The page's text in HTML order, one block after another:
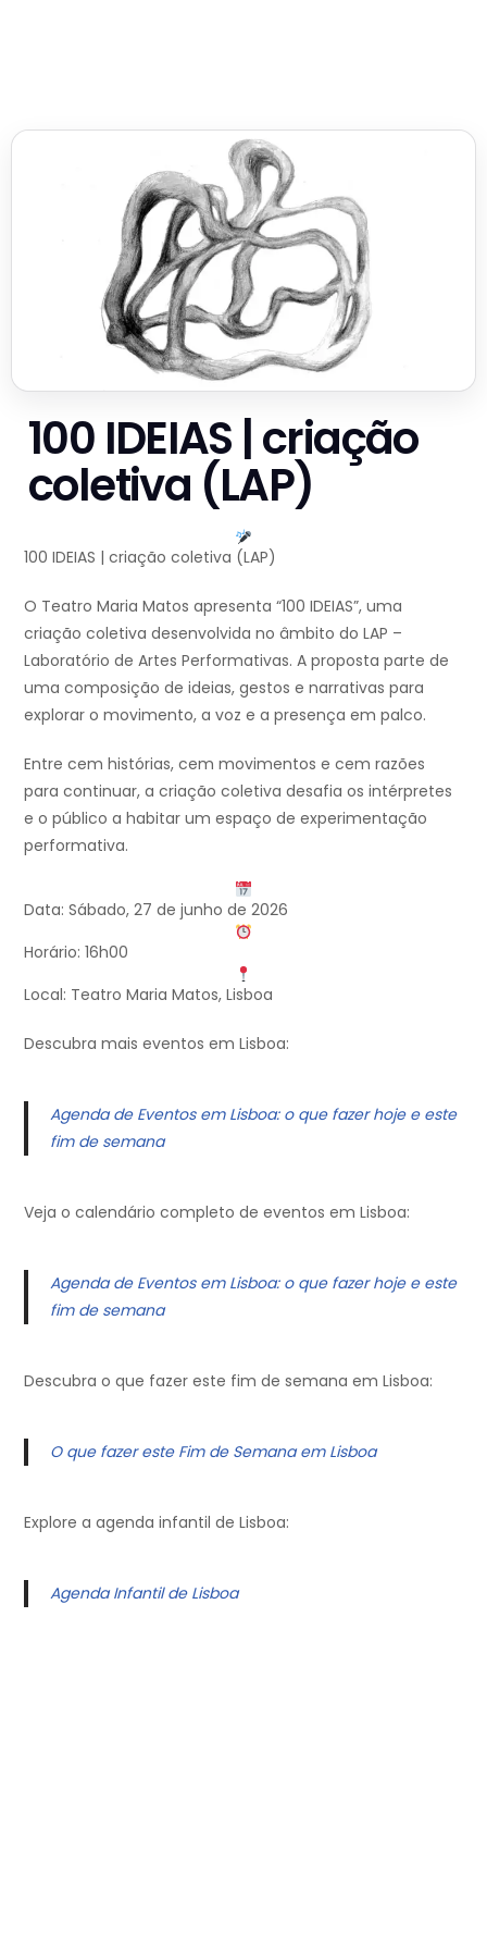
100 IDEIAS | criação
coletiva (LAP)
100 IDEIAS | criação coletiva (LAP)
O Teatro Maria Matos apresenta “100 IDEIAS”, uma
criação coletiva desenvolvida no âmbito do LAP –
Laboratório de Artes Performativas. A proposta parte de
uma composição de ideias, gestos e narrativas para
explorar o movimento, a voz e a presença em palco.
Entre cem histórias, cem movimentos e cem razões
para continuar, a criação coletiva desafia os intérpretes
e o público a habitar um espaço de experimentação
performativa.
Data: Sábado, 27 de junho de 2026
Horário: 16h00
Local: Teatro Maria Matos, Lisboa
Descubra mais eventos em Lisboa:
Agenda de Eventos em Lisboa: o que fazer hoje e este
fim de semana
Veja o calendário completo de eventos em Lisboa:
Agenda de Eventos em Lisboa: o que fazer hoje e este
fim de semana
Descubra o que fazer este fim de semana em Lisboa:
O que fazer este Fim de Semana em Lisboa
Explore a agenda infantil de Lisboa:
Agenda Infantil de Lisboa